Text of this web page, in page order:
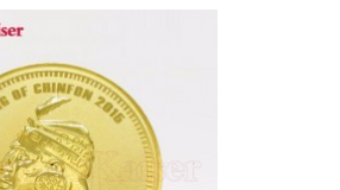
Individuelle
Werbeartikel
anfragen